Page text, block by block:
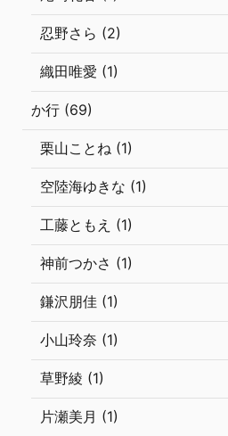
忍野さら (2)
織田唯愛 (1)
か行 (69)
栗山ことね (1)
空陸海ゆきな (1)
工藤ともえ (1)
神前つかさ (1)
鎌沢朋佳 (1)
小山玲奈 (1)
草野綾 (1)
片瀬美月 (1)